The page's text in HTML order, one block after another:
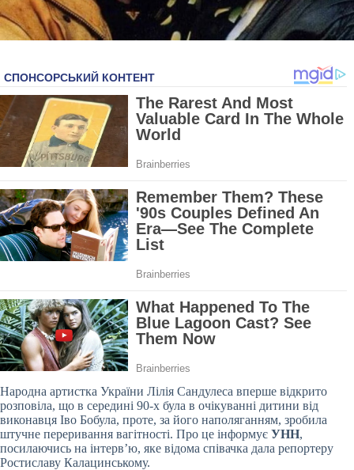
Народна артистка України Лілія Сандулеса вперше відкрито
розповіла, що в середині 90-х була в очікуванні дитини від
виконавця Іво Бобула, проте, за його наполяганням, зробила
штучне переривання вагітності. Про це інформує УНН,
посилаючись на інтерв’ю, яке відома співачка дала репортеру
Ростиславу Калацинському.